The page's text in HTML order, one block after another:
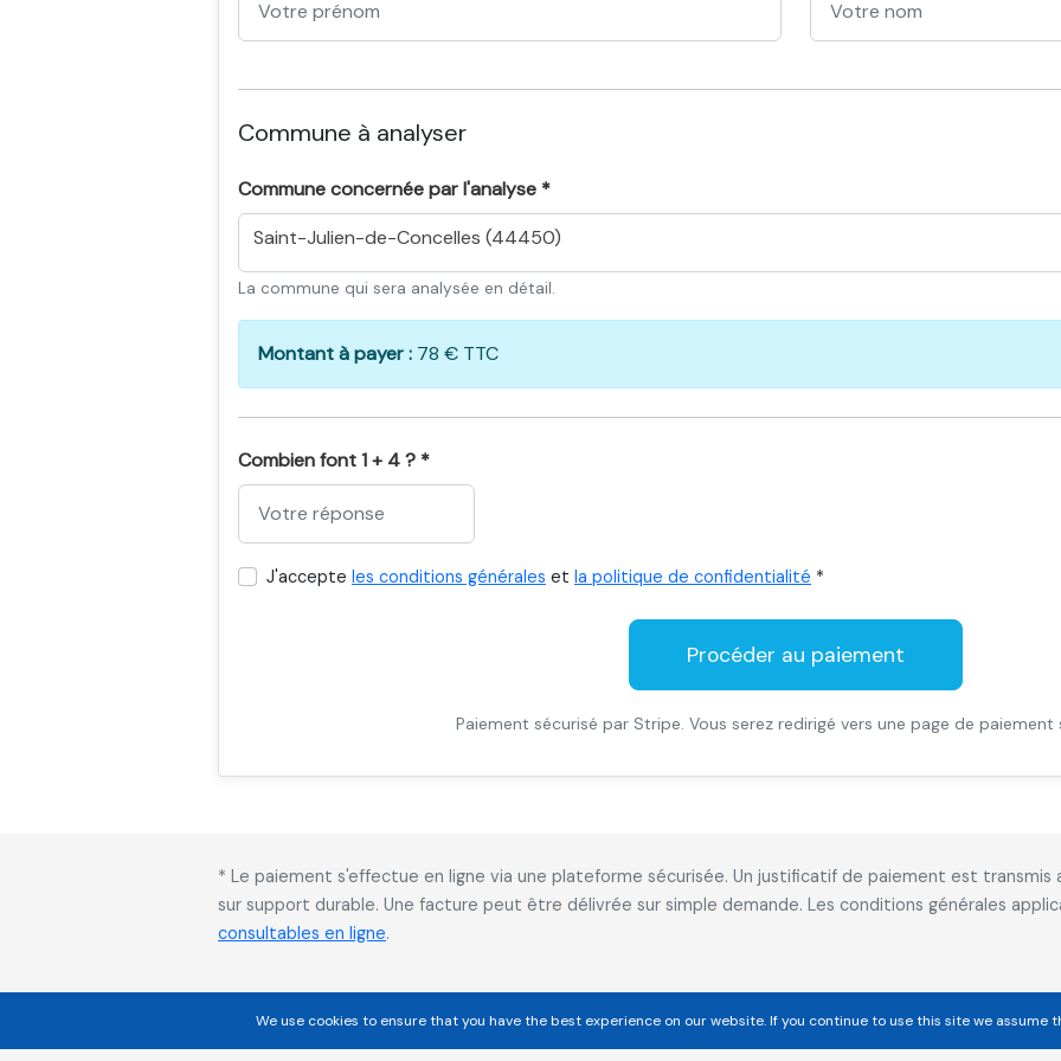
Commune à analyser
Commune concernée par l'analyse *
Saint-Julien-de-Concelles (44450)
La commune qui sera analysée en détail.
Montant à payer : 78 € TTC
Combien font 1 + 4 ? *
J'accepte les conditions générales et la politique de confidentialité *
Procéder au paiement
Paiement sécurisé par Stripe. Vous serez redirigé vers une page de paiement
* Le paiement s'effectue en ligne via une plateforme sécurisée. Un justificatif de paiement est
sur support durable. Une facture peut être délivrée sur simple demande. Les conditions générales
consultables en ligne.
We use cookies to ensure that you have the best experience on our website. If you continue to use this site we assume